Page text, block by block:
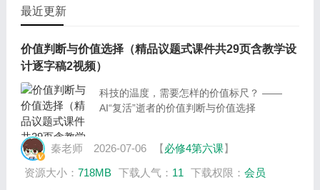
最近更新
价值判断与价值选择（精品议题式课件共29页含教学设
计逐字稿2视频）
科技的温度，需要怎样的价值标尺？ ——
AI“复活”逝者的价值判断与价值选择
秦老师 2026-07-06 【必修4第六课】
资源大小： 718MB 下载人气： 11 下载权限： 会员